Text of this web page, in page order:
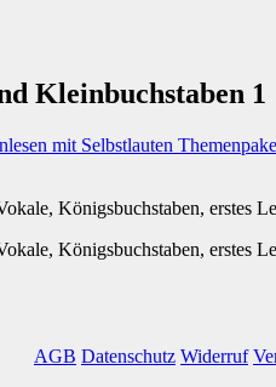
Kleinbuchstaben 1
mit Selbstlauten
Königsbuchstaben, erstes
Königsbuchstaben, erstes
AGB Datenschutz Widerruf